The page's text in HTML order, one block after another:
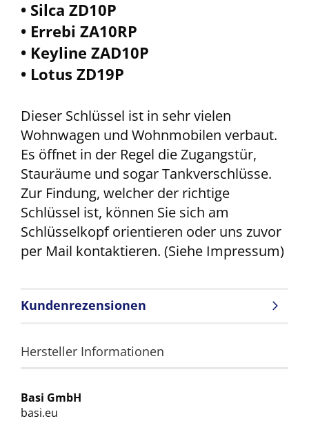
• Silca ZD10P
• Errebi ZA10RP
• Keyline ZAD10P
• Lotus ZD19P
Dieser Schlüssel ist in sehr vielen
Wohnwagen und Wohnmobilen verbaut.
Es öffnet in der Regel die Zugangstür,
Stauräume und sogar Tankverschlüsse.
Zur Findung, welcher der richtige
Schlüssel ist, können Sie sich am
Schlüsselkopf orientieren oder uns zuvor
per Mail kontaktieren. (Siehe Impressum)
Kundenrezensionen
Hersteller Informationen
Basi GmbH
basi.eu